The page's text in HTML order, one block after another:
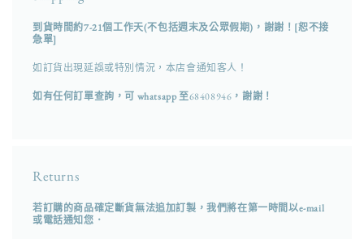
量
少
量
加
到貨時間約7-21個工作天(不包括週末及公眾假期)，謝謝！[恕不接
急單]
如訂貨出現延誤或特別情況，本店會通知客人！
如有任何訂單查詢，可 whatsapp 至68408946 ，謝謝！
Returns
若訂購的商品確定斷貨無法追加訂製，我們將在第一時間以e-mail
或電話通知您．